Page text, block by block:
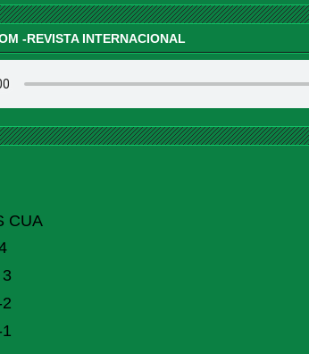
-REVISTA INTERNACIONAL
CUA